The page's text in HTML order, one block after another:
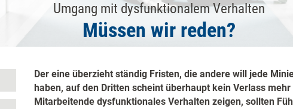
Umgang mit dysfunktionalem Verhalten
Müssen wir reden?
Der eine überzieht ständig Fristen, die andere will jede
haben, auf den Dritten scheint überhaupt kein Verlass
Mitarbeitende dysfunktionales Verhalten zeigen, sollten